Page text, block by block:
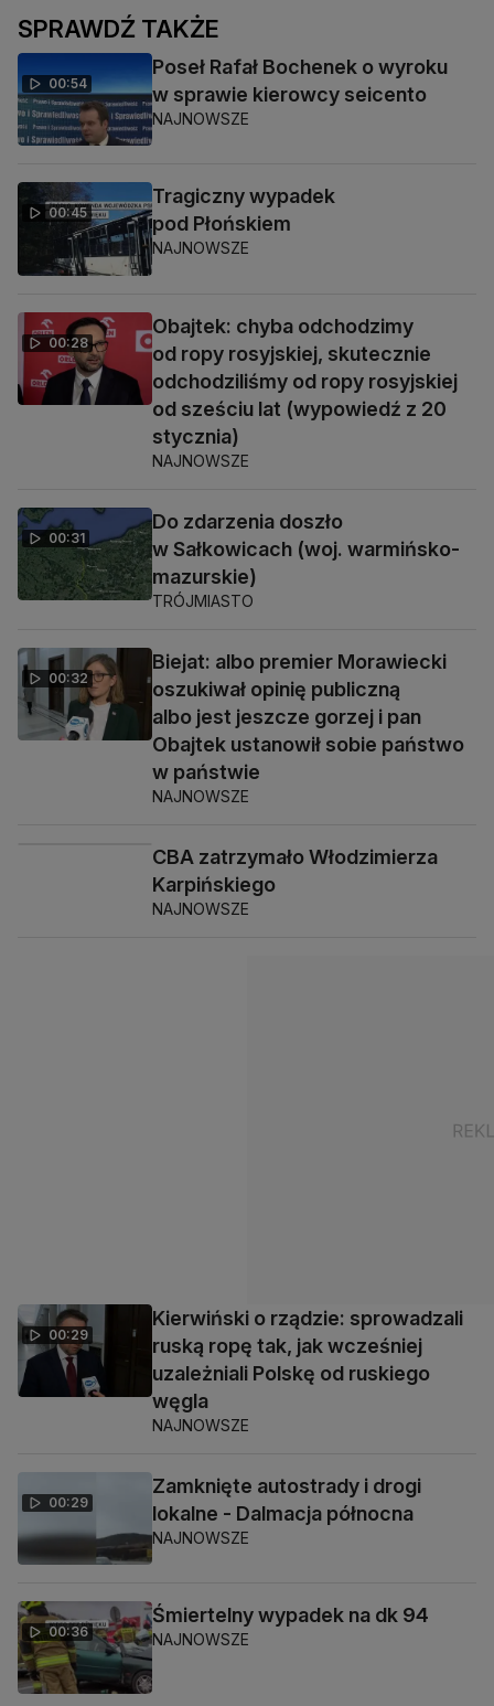
SPRAWDŹ TAKŻE
00:54
Poseł Rafał Bochenek o wyroku
w sprawie kierowcy seicento
NAJNOWSZE
00:45
Tragiczny wypadek
pod Płońskiem
NAJNOWSZE
00:28
Obajtek: chyba odchodzimy
od ropy rosyjskiej, skutecznie
odchodziliśmy od ropy rosyjskiej
od sześciu lat (wypowiedź z 20
stycznia)
NAJNOWSZE
00:31
Do zdarzenia doszło
w Sałkowicach (woj. warmińsko-
mazurskie)
TRÓJMIASTO
00:32
Biejat: albo premier Morawiecki
oszukiwał opinię publiczną
albo jest jeszcze gorzej i pan
Obajtek ustanowił sobie państwo
w państwie
NAJNOWSZE
CBA zatrzymało Włodzimierza
Karpińskiego
NAJNOWSZE
00:29
Kierwiński o rządzie: sprowadzali
ruską ropę tak, jak wcześniej
uzależniali Polskę od ruskiego
węgla
NAJNOWSZE
00:29
Zamknięte autostrady i drogi
lokalne - Dalmacja północna
NAJNOWSZE
00:36
Śmiertelny wypadek na dk 94
NAJNOWSZE